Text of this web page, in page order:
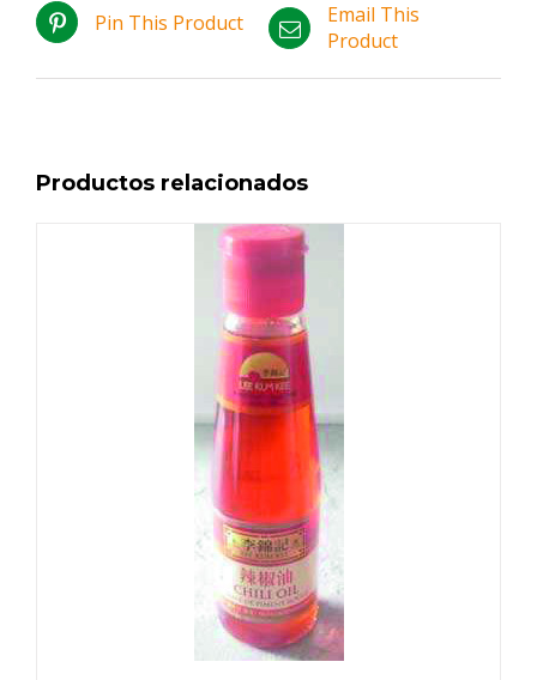
Pin This Product
Email This
Product
Productos relacionados